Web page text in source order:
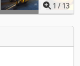
1 / 13